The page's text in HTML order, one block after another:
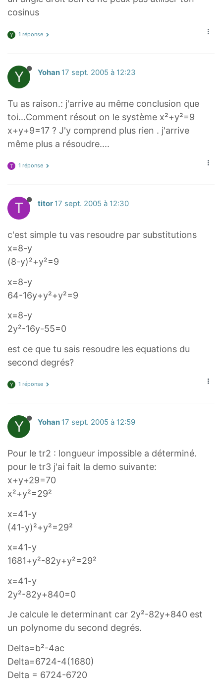
cosinus
Y 1 réponse
Y Yohan 17 sept. 2005 à 12:23
Tu as raison.: j'arrive au même conclusion que
toi...Comment résout on le système x²+y²=9
x+y+9=17 ? J'y comprend plus rien . j'arrive
même plus a résoudre....
T 1 réponse
T titor 17 sept. 2005 à 12:30
c'est simple tu vas resoudre par substitutions
x=8-y
(8-y)²+y²=9
x=8-y
64-16y+y²+y²=9
x=8-y
2y²-16y-55=0
est ce que tu sais resoudre les equations du
second degrés?
Y 1 réponse
Y Yohan 17 sept. 2005 à 12:59
Pour le tr2 : longueur impossible a déterminé.
pour le tr3 j'ai fait la demo suivante:
x+y+29=70
x²+y²=29²
x=41-y
(41-y)²+y²=29²
x=41-y
1681+y²-82y+y²=29²
x=41-y
2y²-82y+840=0
Je calcule le determinant car 2y²-82y+840 est
un polynome du second degrés.
Delta=b²-4ac
Delta=6724-4(1680)
Delta = 6724-6720